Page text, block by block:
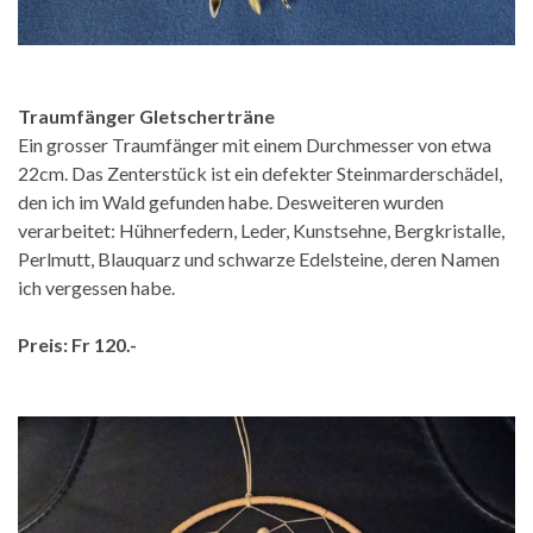
Traumfänger Gletscherträne
Ein grosser Traumfänger mit einem Durchmesser von etwa
22cm. Das Zenterstück ist ein defekter Steinmarderschädel,
den ich im Wald gefunden habe. Desweiteren wurden
verarbeitet: Hühnerfedern, Leder, Kunstsehne, Bergkristalle,
Perlmutt, Blauquarz und schwarze Edelsteine, deren Namen
ich vergessen habe.
Preis: Fr 120.-